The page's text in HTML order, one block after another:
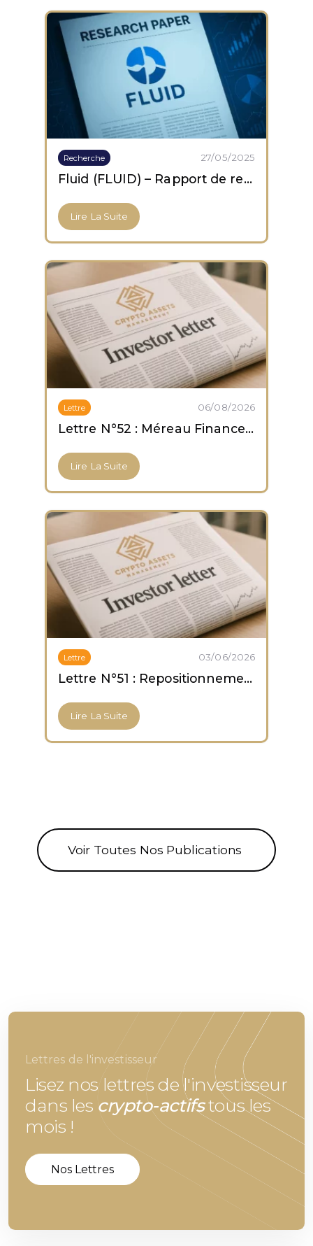
Recherche 27/05/2025
Fluid (FLUID) – Rapport de recherche
Lire La Suite
Lettre 06/08/2026
Lettre N°52 : Méreau Finance obtient son agrément PSCA
Lire La Suite
Lettre 03/06/2026
Lettre N°51 : Repositionnement prudent ; capitulation des altcoins ; accumulation des ETF Bitcoin
Lire La Suite
Voir Toutes Nos Publications
Lettres de l'investisseur
Lisez nos lettres de l'investisseur
dans les crypto-actifstous les
mois !
Nos Lettres